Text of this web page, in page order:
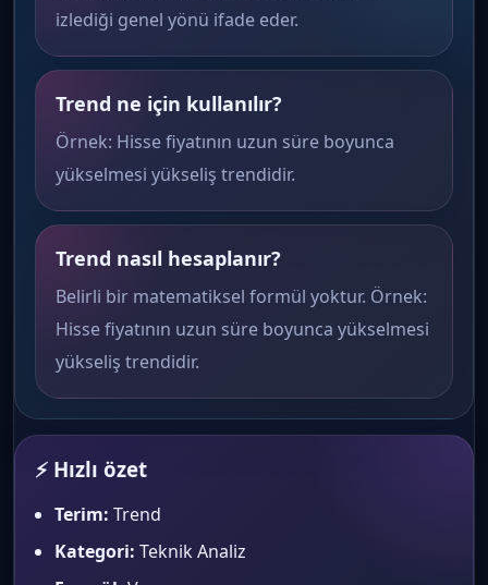
izlediği genel yönü ifade eder.
Trend ne için kullanılır?
Örnek: Hisse fiyatının uzun süre boyunca
yükselmesi yükseliş trendidir.
Trend nasıl hesaplanır?
Belirli bir matematiksel formül yoktur. Örnek:
Hisse fiyatının uzun süre boyunca yükselmesi
yükseliş trendidir.
⚡ Hızlı özet
Terim: Trend
Kategori: Teknik Analiz